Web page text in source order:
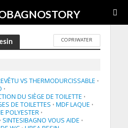
COPRIWATER
VS THERMODURCISSABLE •
•
DU SIÈGE DE TOILETTE •
DE TOILETTES • MDF LAQUE •
POLYESTER •
• SINTESIBAGNO VOUS AIDE •